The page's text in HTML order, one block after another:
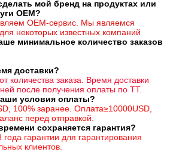
мой бренд на продуктах или
OEM?
OEM-сервис. Мы являемся
некоторых известных компаний
минимальное количество заказов
доставки?
количества заказа. Время доставки
после получения оплаты по ТТ.
условия оплаты?
100% заранее. Оплата≥10000USD,
перед отправкой.
сохраняется гарантия?
гарантии для гарантирования
клиентов.